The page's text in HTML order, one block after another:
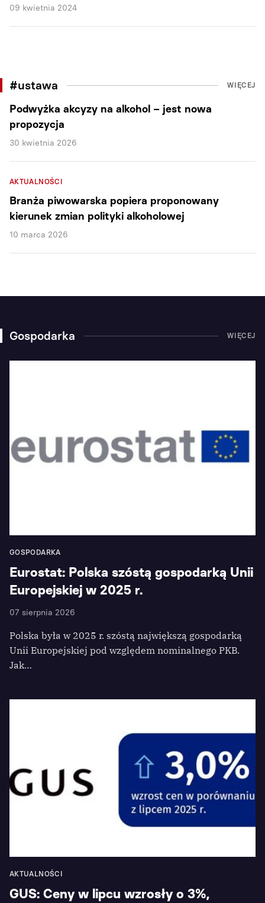
09 kwietnia 2024
#ustawa WIĘCEJ
Podwyżka akcyzy na alkohol – jest nowa
propozycja
30 kwietnia 2026
AKTUALNOŚCI
Branża piwowarska popiera proponowany
kierunek zmian polityki alkoholowej
10 marca 2026
Gospodarka WIĘCEJ
GOSPODARKA
Eurostat: Polska szóstą gospodarką Unii
Europejskiej w 2025 r.
07 sierpnia 2026
Polska była w 2025 r. szóstą największą gospodarką
Unii Europejskiej pod względem nominalnego PKB.
Jak…
AKTUALNOŚCI
GUS: Ceny w lipcu wzrosły o 3%,